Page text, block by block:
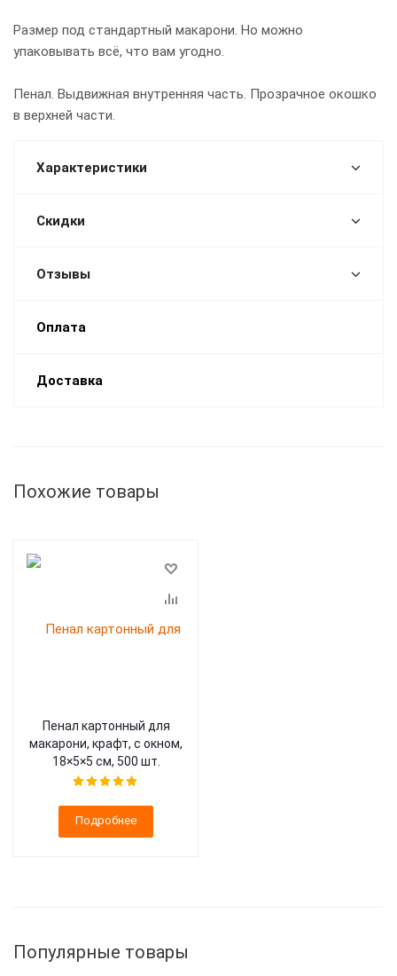
Размер под стандартный макарони. Но можно
упаковывать всё, что вам угодно.
Пенал. Выдвижная внутренняя часть. Прозрачное окошко
в верхней части.
Характеристики
Скидки
Отзывы
Оплата
Доставка
Похожие товары
Пенал картонный для
макарони, крафт, с окном,
18×5×5 см, 500 шт.
Подробнее
Популярные товары